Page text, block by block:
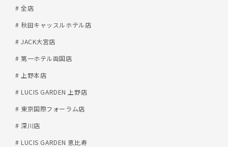
# 全店
# 秋田キャッスルホテル店
# JACK大宮店
# 第一ホテル両国店
# 上野本店
# LUCIS GARDEN 上野店
# 東京国際フォーラム店
# 深川店
# LUCIS GARDEN 恵比寿